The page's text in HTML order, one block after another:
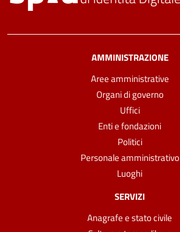
AMMINISTRAZIONE
Aree amministrative
Organi di governo
Uffici
Enti e fondazioni
Politici
Personale amministrativo
Luoghi
SERVIZI
Anagrafe e stato civile